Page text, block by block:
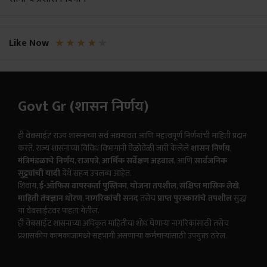
Like Now ★ ★ ★ ★
Govt Gr (शासन निर्णय)
ही वेबसाईट राज्य शासनाच्या सर्व अद्ययावत आणि महत्त्वपूर्ण निर्णयांची माहिती प्रदान
करते. राज्य शासनाच्या विविध विभागांनी वेळोवेळी जारी केलेलेशासन निर्णय,
मंत्रिमंडळाचे निर्णय,राजपत्रे,आर्थिक सर्वेक्षण अहवाल, आणिसार्वजनिक
सुट्ट्यांची यादीयेथे सहज उपलब्ध आहेत.
शिवाय,ई-ऑफिस वापरकर्ता पुस्तिका,योजना तपशील,संक्षिप्त मासिक लेखे,
माहिती तंत्रज्ञान धोरण,नागरिकांची सनदतसेचप्राप्त पुरस्कारांचे तपशीलसुद्धा
या वेबसाईटवर पाहता येतील.
ही वेबसाईट शासनाच्या अधिकृत माहितीचा शोध घेणाऱ्या नागरिकांसाठी तसेच
प्रशासकीय कामकाजामध्ये सहभागी असणाऱ्या कर्मचाऱ्यांसाठी उपयुक्त ठरेल.